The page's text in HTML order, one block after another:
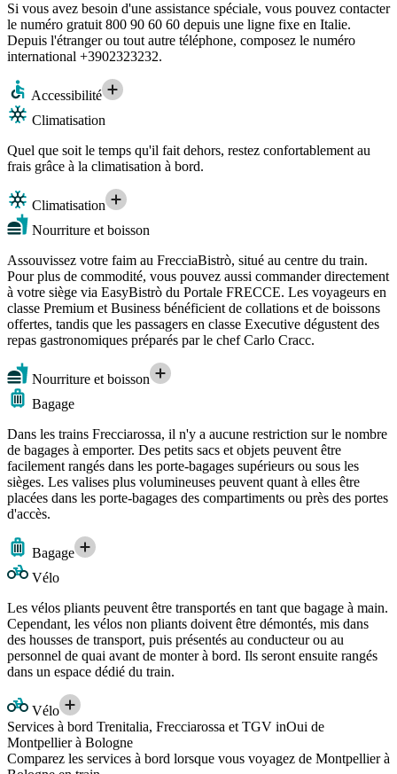
Si vous avez besoin d'une assistance spéciale, vous pouvez contacter
le numéro gratuit 800 90 60 60 depuis une ligne fixe en Italie.
Depuis l'étranger ou tout autre téléphone, composez le numéro
international +3902323232.
Accessibilité
Climatisation
Quel que soit le temps qu'il fait dehors, restez confortablement au
frais grâce à la climatisation à bord.
Climatisation
Nourriture et boisson
Assouvissez votre faim au FrecciaBistrò, situé au centre du train.
Pour plus de commodité, vous pouvez aussi commander directement
à votre siège via EasyBistrò du Portale FRECCE. Les voyageurs en
classe Premium et Business bénéficient de collations et de boissons
offertes, tandis que les passagers en classe Executive dégustent des
repas gastronomiques préparés par le chef Carlo Cracc.
Nourriture et boisson
Bagage
Dans les trains Frecciarossa, il n'y a aucune restriction sur le nombre
de bagages à emporter. Des petits sacs et objets peuvent être
facilement rangés dans les porte-bagages supérieurs ou sous les
sièges. Les valises plus volumineuses peuvent quant à elles être
placées dans les porte-bagages des compartiments ou près des portes
d'accès.
Bagage
Vélo
Les vélos pliants peuvent être transportés en tant que bagage à main.
Cependant, les vélos non pliants doivent être démontés, mis dans
des housses de transport, puis présentés au conducteur ou au
personnel de quai avant de monter à bord. Ils seront ensuite rangés
dans un espace dédié du train.
Vélo
Services à bord Trenitalia, Frecciarossa et TGV inOui de
Montpellier à Bologne
Comparez les services à bord lorsque vous voyagez de Montpellier à